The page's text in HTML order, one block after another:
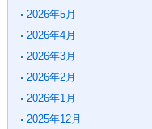
2026年5月
2026年4月
2026年3月
2026年2月
2026年1月
2025年12月